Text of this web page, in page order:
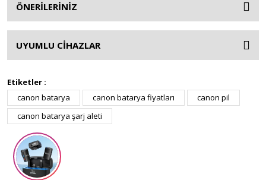
ÖNERİLERİNİZ
UYUMLU CİHAZLAR
Etiketler :
canon batarya
canon batarya fiyatları
canon pil
canon batarya şarj aleti